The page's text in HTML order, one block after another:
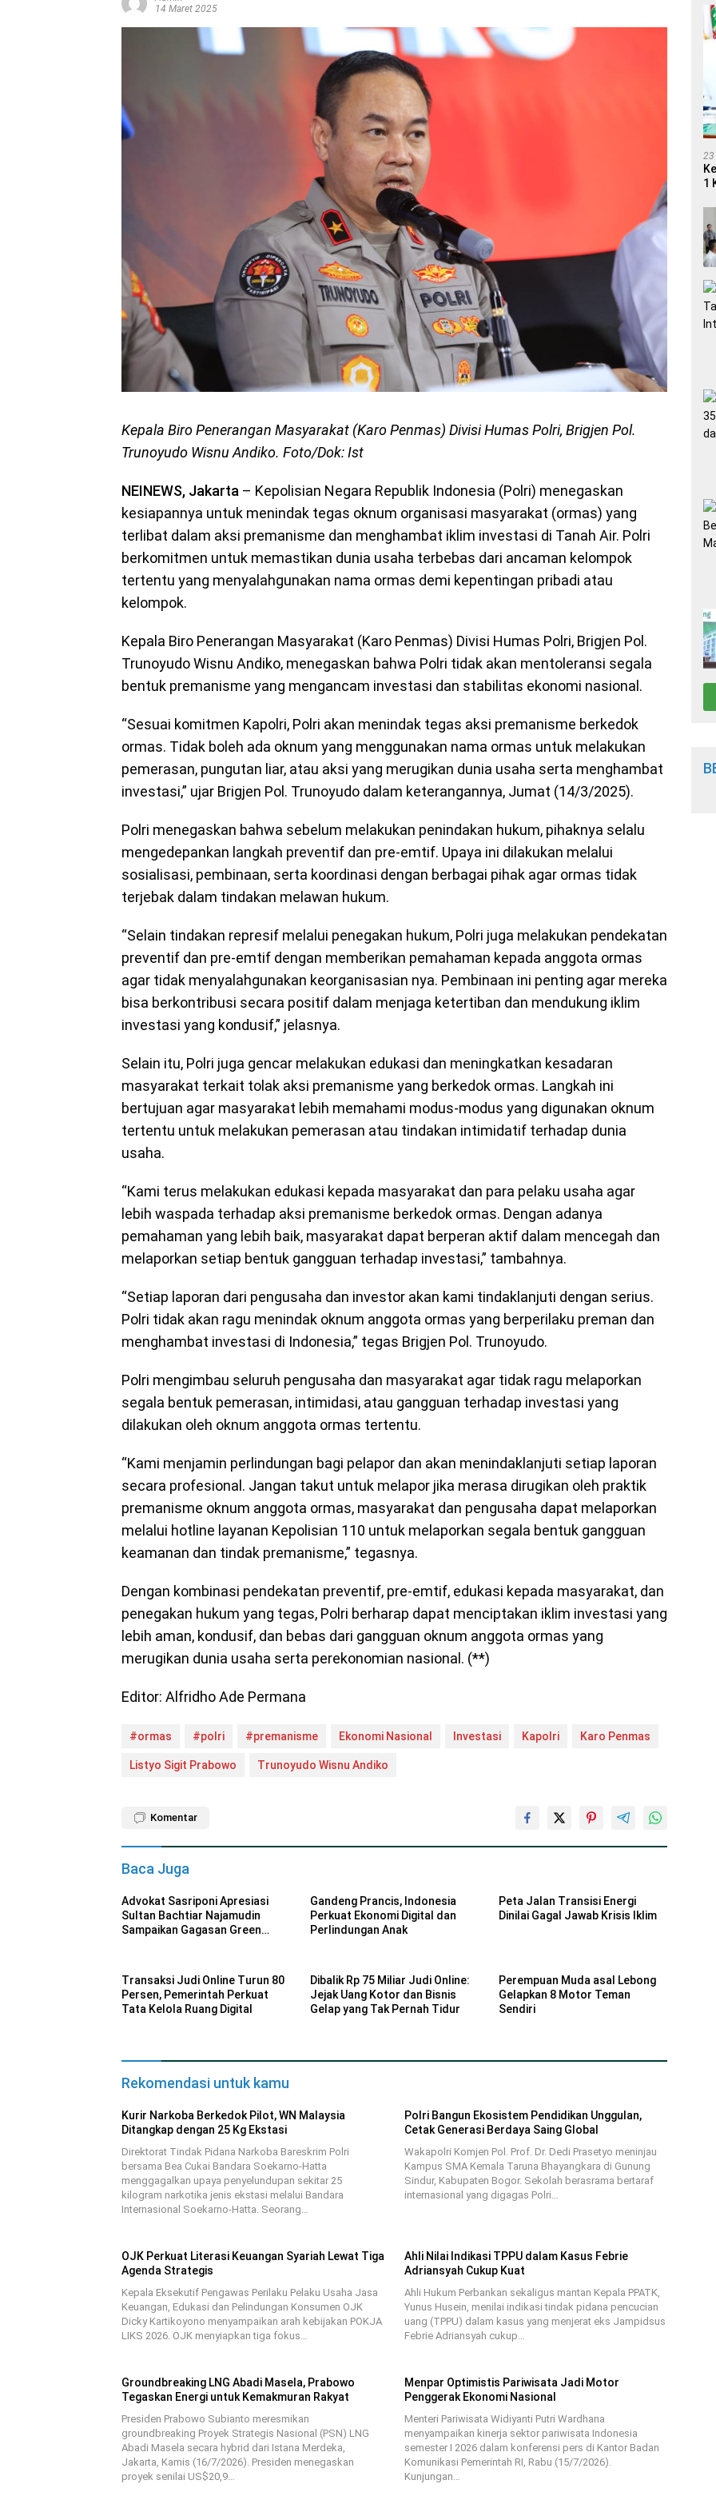
14 Maret 2025
Kepala Biro Penerangan Masyarakat (Karo Penmas) Divisi Humas Polri, Brigjen Pol.
Trunoyudo Wisnu Andiko. Foto/Dok: Ist
NEINEWS, Jakarta – Kepolisian Negara Republik Indonesia (Polri) menegaskan
kesiapannya untuk menindak tegas oknum organisasi masyarakat (ormas) yang
terlibat dalam aksi premanisme dan menghambat iklim investasi di Tanah Air. Polri
berkomitmen untuk memastikan dunia usaha terbebas dari ancaman kelompok
tertentu yang menyalahgunakan nama ormas demi kepentingan pribadi atau
kelompok.
Kepala Biro Penerangan Masyarakat (Karo Penmas) Divisi Humas Polri, Brigjen Pol.
Trunoyudo Wisnu Andiko, menegaskan bahwa Polri tidak akan mentoleransi segala
bentuk premanisme yang mengancam investasi dan stabilitas ekonomi nasional.
“Sesuai komitmen Kapolri, Polri akan menindak tegas aksi premanisme berkedok
ormas. Tidak boleh ada oknum yang menggunakan nama ormas untuk melakukan
pemerasan, pungutan liar, atau aksi yang merugikan dunia usaha serta menghambat
investasi,” ujar Brigjen Pol. Trunoyudo dalam keterangannya, Jumat (14/3/2025).
Polri menegaskan bahwa sebelum melakukan penindakan hukum, pihaknya selalu
mengedepankan langkah preventif dan pre-emtif. Upaya ini dilakukan melalui
sosialisasi, pembinaan, serta koordinasi dengan berbagai pihak agar ormas tidak
terjebak dalam tindakan melawan hukum.
“Selain tindakan represif melalui penegakan hukum, Polri juga melakukan pendekatan
preventif dan pre-emtif dengan memberikan pemahaman kepada anggota ormas
agar tidak menyalahgunakan keorganisasian nya. Pembinaan ini penting agar mereka
bisa berkontribusi secara positif dalam menjaga ketertiban dan mendukung iklim
investasi yang kondusif,” jelasnya.
Selain itu, Polri juga gencar melakukan edukasi dan meningkatkan kesadaran
masyarakat terkait tolak aksi premanisme yang berkedok ormas. Langkah ini
bertujuan agar masyarakat lebih memahami modus-modus yang digunakan oknum
tertentu untuk melakukan pemerasan atau tindakan intimidatif terhadap dunia
usaha.
“Kami terus melakukan edukasi kepada masyarakat dan para pelaku usaha agar
lebih waspada terhadap aksi premanisme berkedok ormas. Dengan adanya
pemahaman yang lebih baik, masyarakat dapat berperan aktif dalam mencegah dan
melaporkan setiap bentuk gangguan terhadap investasi,” tambahnya.
“Setiap laporan dari pengusaha dan investor akan kami tindaklanjuti dengan serius.
Polri tidak akan ragu menindak oknum anggota ormas yang berperilaku preman dan
menghambat investasi di Indonesia,” tegas Brigjen Pol. Trunoyudo.
Polri mengimbau seluruh pengusaha dan masyarakat agar tidak ragu melaporkan
segala bentuk pemerasan, intimidasi, atau gangguan terhadap investasi yang
dilakukan oleh oknum anggota ormas tertentu.
“Kami menjamin perlindungan bagi pelapor dan akan menindaklanjuti setiap laporan
secara profesional. Jangan takut untuk melapor jika merasa dirugikan oleh praktik
premanisme oknum anggota ormas, masyarakat dan pengusaha dapat melaporkan
melalui hotline layanan Kepolisian 110 untuk melaporkan segala bentuk gangguan
keamanan dan tindak premanisme,” tegasnya.
Dengan kombinasi pendekatan preventif, pre-emtif, edukasi kepada masyarakat, dan
penegakan hukum yang tegas, Polri berharap dapat menciptakan iklim investasi yang
lebih aman, kondusif, dan bebas dari gangguan oknum anggota ormas yang
merugikan dunia usaha serta perekonomian nasional. (**)
Editor: Alfridho Ade Permana
#ormas #polri #premanisme Ekonomi Nasional Investasi Kapolri Karo Penmas
Listyo Sigit Prabowo Trunoyudo Wisnu Andiko
Komentar
Baca Juga
Advokat Sasriponi Apresiasi
Sultan Bachtiar Najamudin
Sampaikan Gagasan Green
Gandeng Prancis, Indonesia
Perkuat Ekonomi Digital dan
Perlindungan Anak
Peta Jalan Transisi Energi
Dinilai Gagal Jawab Krisis Iklim
Transaksi Judi Online Turun 80
Persen, Pemerintah Perkuat
Tata Kelola Ruang Digital
Dibalik Rp 75 Miliar Judi Online:
Jejak Uang Kotor dan Bisnis
Gelap yang Tak Pernah Tidur
Perempuan Muda asal Lebong
Gelapkan 8 Motor Teman
Sendiri
Rekomendasi untuk kamu
Kurir Narkoba Berkedok Pilot, WN Malaysia
Ditangkap dengan 25 Kg Ekstasi
Direktorat Tindak Pidana Narkoba Bareskrim Polri
bersama Bea Cukai Bandara Soekarno-Hatta
menggagalkan upaya penyelundupan sekitar 25
kilogram narkotika jenis ekstasi melalui Bandara
Internasional Soekarno-Hatta. Seorang…
Polri Bangun Ekosistem Pendidikan Unggulan,
Cetak Generasi Berdaya Saing Global
Wakapolri Komjen Pol. Prof. Dr. Dedi Prasetyo meninjau
Kampus SMA Kemala Taruna Bhayangkara di Gunung
Sindur, Kabupaten Bogor. Sekolah berasrama bertaraf
internasional yang digagas Polri…
OJK Perkuat Literasi Keuangan Syariah Lewat Tiga
Agenda Strategis
Kepala Eksekutif Pengawas Perilaku Pelaku Usaha Jasa
Keuangan, Edukasi dan Pelindungan Konsumen OJK
Dicky Kartikoyono menyampaikan arah kebijakan POKJA
LIKS 2026. OJK menyiapkan tiga fokus…
Ahli Nilai Indikasi TPPU dalam Kasus Febrie
Adriansyah Cukup Kuat
Ahli Hukum Perbankan sekaligus mantan Kepala PPATK,
Yunus Husein, menilai indikasi tindak pidana pencucian
uang (TPPU) dalam kasus yang menjerat eks Jampidsus
Febrie Adriansyah cukup…
Groundbreaking LNG Abadi Masela, Prabowo
Tegaskan Energi untuk Kemakmuran Rakyat
Presiden Prabowo Subianto meresmikan
groundbreaking Proyek Strategis Nasional (PSN) LNG
Abadi Masela secara hybrid dari Istana Merdeka,
Jakarta, Kamis (16/7/2026). Presiden menegaskan
proyek senilai US$20,9…
Menpar Optimistis Pariwisata Jadi Motor
Penggerak Ekonomi Nasional
Menteri Pariwisata Widiyanti Putri Wardhana
menyampaikan kinerja sektor pariwisata Indonesia
semester I 2026 dalam konferensi pers di Kantor Badan
Komunikasi Pemerintah RI, Rabu (15/7/2026).
Kunjungan…
23
1